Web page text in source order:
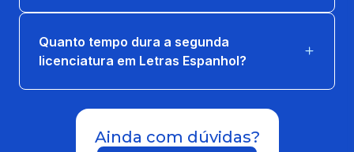
Quanto tempo dura a segunda
licenciatura em Letras Espanhol?
Ainda com dúvidas?